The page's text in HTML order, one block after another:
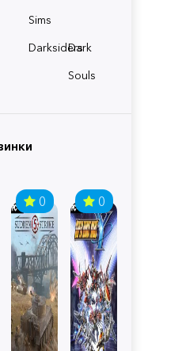
Sims
Darksiders
Dark
Souls
0 0